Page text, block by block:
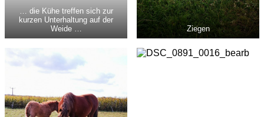
… die Kühe treffen sich zur
kurzen Unterhaltung auf der
Weide …
Ziegen